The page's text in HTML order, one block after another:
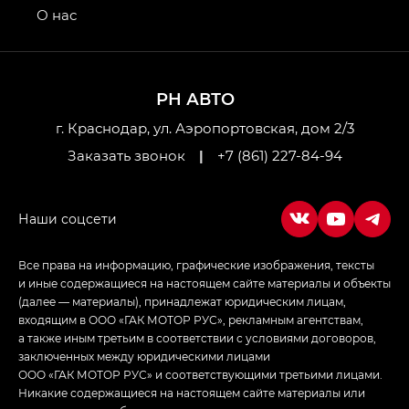
привод — GB AWD, Джи Эль Полный привод —
Джи Икс ПРЕМИУМ — GX PREMIUM, ЛАУНЖ —
LOUNGE
Empow — Эмпау (Empow) в комплектации
РН АВТО
г. Краснодар, ул. Аэропортовская, дом 2/3
Заказать звонок
| +7 (861) 227-84-94
О нас
Все права на информацию, графические изображения, тексты
и иные содержащиеся на настоящем сайте материалы и объекты
(далее — материалы), принадлежат юридическим лицам,
входящим в ООО «ГАК МОТОР РУС», рекламным агентствам,
а также иным третьим в соответствии с условиями договоров,
заключенных между юридическими лицами
ООО «ГАК МОТОР РУС» и соответствующими третьими лицами.
Никакие содержащиеся на настоящем сайте материалы или